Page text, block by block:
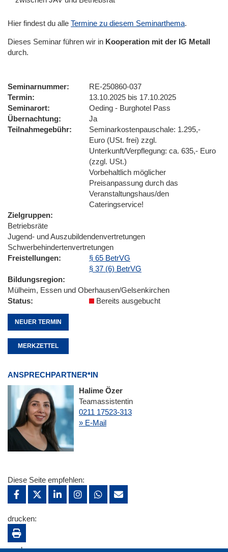
Hier findest du alle Termine zu diesem Seminarthema.
Dieses Seminar führen wir in Kooperation mit der IG Metall
durch.
Seminarnummer
RE-250860-037
Termin
13.10.2025 bis 17.10.2025
Seminarort
Oeding - Burghotel Pass
Übernachtung
Ja
Teilnahmegebühr
Seminarkostenpauschale: 1.295,-
Euro (USt. frei) zzgl.
Unterkunft/Verpflegung: ca. 635,- Euro
(zzgl. USt.)
Vorbehaltlich möglicher
Preisanpassung durch das
Veranstaltungshaus/den
Cateringservice!
Zielgruppen
Betriebsräte
Jugend- und Auszubildendenvertretungen
Schwerbehindertenvertretungen
Freistellungen
§ 65 BetrVG
§ 37 (6) BetrVG
Bildungsregion
Mülheim, Essen und Oberhausen/Gelsenkirchen
Status
Bereits ausgebucht
NEUER TERMIN
MERKZETTEL
ANSPRECHPARTNER*IN
Halime Özer
Teamassistentin
0211 17523-313
» E-Mail
Diese Seite empfehlen:
drucken:
merken: